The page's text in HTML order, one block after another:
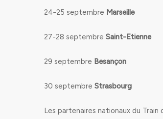
24-25 septembre Marseille
27-28 septembre Saint-Etienne
29 septembre Besançon
30 septembre Strasbourg
Les partenaires nationaux du Train